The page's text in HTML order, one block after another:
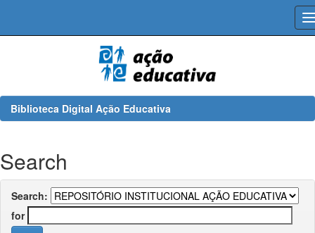
Biblioteca Digital Ação Educativa
Search
Search:
for